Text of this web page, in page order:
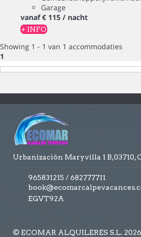
Garage
vanaf € 115 / nacht
+ INFO
Showing 1 - 1 van 1 accommodaties
1
Urbanización Maryvilla 1 B,03710,
965831215 /682777711
EGVT92A
© ECOMAR ALQUILERES S.L. 2026